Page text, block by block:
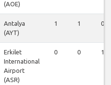
(AOE)
Antalya
(AYT)
1 1 0
Erkilet
International
Airport
(ASR)
0 0 1